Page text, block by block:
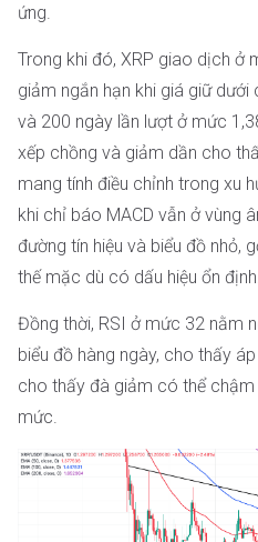
ứng.
Trong khi đó, XRP giao dịch ở
giảm ngắn hạn khi giá giữ
và 200 ngày lần lượt ở mức
xếp chồng và giảm dần cho
mang tính điều chỉnh trong xu
khi chỉ báo MACD vẫn ở vùng
đường tín hiệu và biểu đồ nhỏ,
thế mặc dù có dấu hiệu ổn định.
Đồng thời, RSI ở mức 32 nằm
biểu đồ hàng ngày, cho thấy
cho thấy đà giảm có thể chậm
mức.